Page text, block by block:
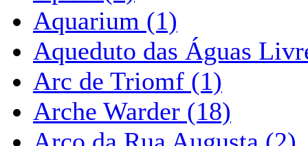
Aquarium (1)
Aqueduto das Águas
Arc de Triomf (1)
Arche Warder (18)